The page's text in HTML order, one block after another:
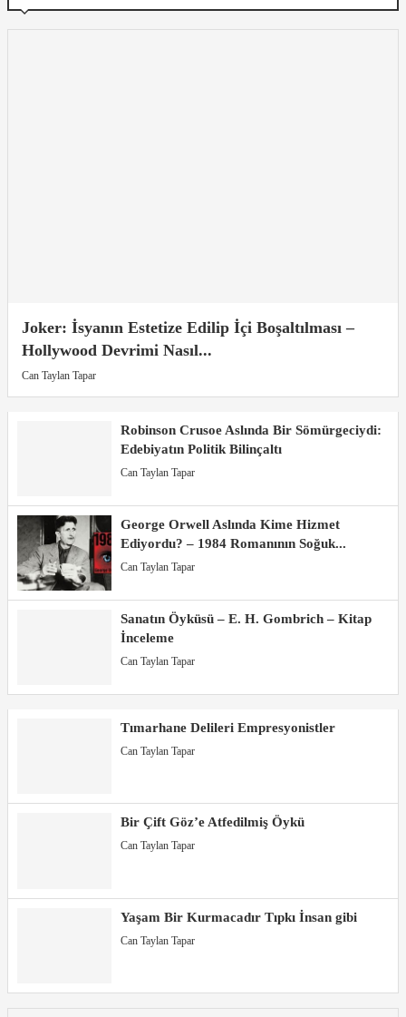
Joker: İsyanın Estetize Edilip İçi Boşaltılması –
Hollywood Devrimi Nasıl...
Can Taylan Tapar
Robinson Crusoe Aslında Bir Sömürgeciydi:
Edebiyatın Politik Bilinçaltı
Can Taylan Tapar
George Orwell Aslında Kime Hizmet
Ediyordu? – 1984 Romanının Soğuk...
Can Taylan Tapar
Sanatın Öyküsü – E. H. Gombrich – Kitap
İnceleme
Can Taylan Tapar
Tımarhane Delileri Empresyonistler
Can Taylan Tapar
Bir Çift Göz’e Atfedilmiş Öykü
Can Taylan Tapar
Yaşam Bir Kurmacadır Tıpkı İnsan gibi
Can Taylan Tapar